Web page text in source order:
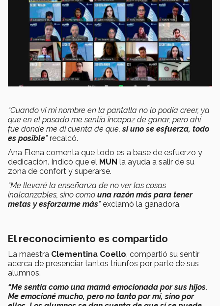
“Cuando vi mi nombre en la pantalla no lo podía creer, ya
que en el pasado me sentía incapaz de ganar, pero ahí
fue donde me di cuenta de que,si uno se esfuerza, todo
es posible”recalcó.
Ana Elena comenta que todo es a base de esfuerzo y
dedicación. Indicó que el MUN la ayuda a salir de su
zona de confort y superarse.
“Me llevaré la enseñanza de no ver las cosas
inalcanzables, sino como una razón más para tener
metas y esforzarme más”exclamó la ganadora.
El reconocimiento es compartido
La maestra Clementina Coello, compartió su sentir
acerca de presenciar tantos triunfos por parte de sus
alumnos.
“Me sentía como una mamá emocionada por sus hijos.
Me emocioné mucho, pero no tanto por mí, sino por